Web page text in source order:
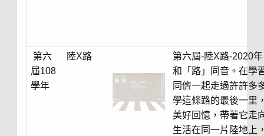
第六
屆108
學年
陸X路
第六屆-陸X路-2020
和「路」同音。在學
同儕一起走過許許多
學這條路的最後一里
美好回憶，帶著它走
生活在同一片陸地上